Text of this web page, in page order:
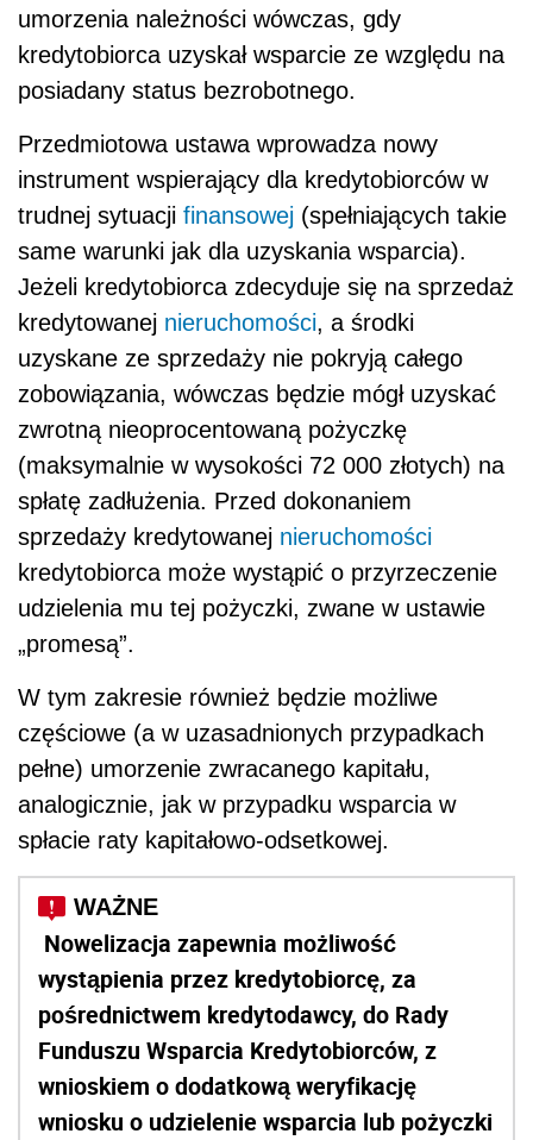
umorzenia należności wówczas, gdy
kredytobiorca uzyskał wsparcie ze względu na
posiadany status bezrobotnego.
Przedmiotowa ustawa wprowadza nowy
instrument wspierający dla kredytobiorców w
trudnej sytuacji finansowej (spełniających takie
same warunki jak dla uzyskania wsparcia).
Jeżeli kredytobiorca zdecyduje się na sprzedaż
kredytowanej nieruchomości, a środki
uzyskane ze sprzedaży nie pokryją całego
zobowiązania, wówczas będzie mógł uzyskać
zwrotną nieoprocentowaną pożyczkę
(maksymalnie w wysokości 72 000 złotych) na
spłatę zadłużenia. Przed dokonaniem
sprzedaży kredytowanej nieruchomości
kredytobiorca może wystąpić o przyrzeczenie
udzielenia mu tej pożyczki, zwane w ustawie
„promesą”.
W tym zakresie również będzie możliwe
częściowe (a w uzasadnionych przypadkach
pełne) umorzenie zwracanego kapitału,
analogicznie, jak w przypadku wsparcia w
spłacie raty kapitałowo-odsetkowej.
Nowelizacja zapewnia możliwość
wystąpienia przez kredytobiorcę, za
pośrednictwem kredytodawcy, do Rady
Funduszu Wsparcia Kredytobiorców, z
wnioskiem o dodatkową weryfikację
wniosku o udzielenie wsparcia lub pożyczki